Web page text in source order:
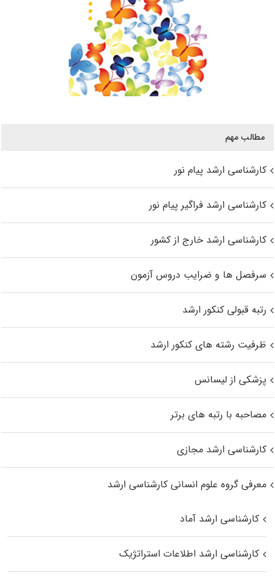
مطالب مهم
کارشناسی ارشد پیام نور
کارشناسی ارشد فراگیر پیام نور
کارشناسی ارشد خارج از کشور
سرفصل ها و ضرایب دروس آزمون
رتبه قبولی کنکور ارشد
ظرفیت رشته های کنکور ارشد
پزشکی از لیسانس
مصاحبه با رتبه های برتر
کارشناسی ارشد مجازی
معرفی گروه علوم انسانی کارشناسی ارشد
کارشناسی ارشد آماد
کارشناسی ارشد اطلاعات استراتژیک